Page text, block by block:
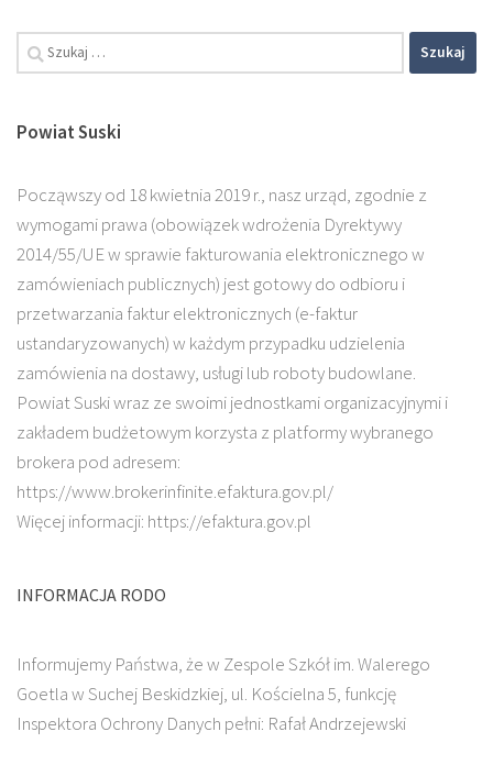
Szukaj:
Powiat Suski
Począwszy od 18 kwietnia 2019 r., nasz urząd, zgodnie z
wymogami prawa (obowiązek wdrożenia Dyrektywy
2014/55/UE w sprawie fakturowania elektronicznego w
zamówieniach publicznych) jest gotowy do odbioru i
przetwarzania faktur elektronicznych (e-faktur
ustandaryzowanych) w każdym przypadku udzielenia
zamówienia na dostawy, usługi lub roboty budowlane.
Powiat Suski wraz ze swoimi jednostkami organizacyjnymi i
zakładem budżetowym korzysta z platformy wybranego
brokera pod adresem:
https://www.brokerinfinite.efaktura.gov.pl/
Więcej informacji: https://efaktura.gov.pl
INFORMACJA RODO
Informujemy Państwa, że w Zespole Szkół im. Walerego
Goetla w Suchej Beskidzkiej, ul. Kościelna 5, funkcję
Inspektora Ochrony Danych pełni: Rafał Andrzejewski